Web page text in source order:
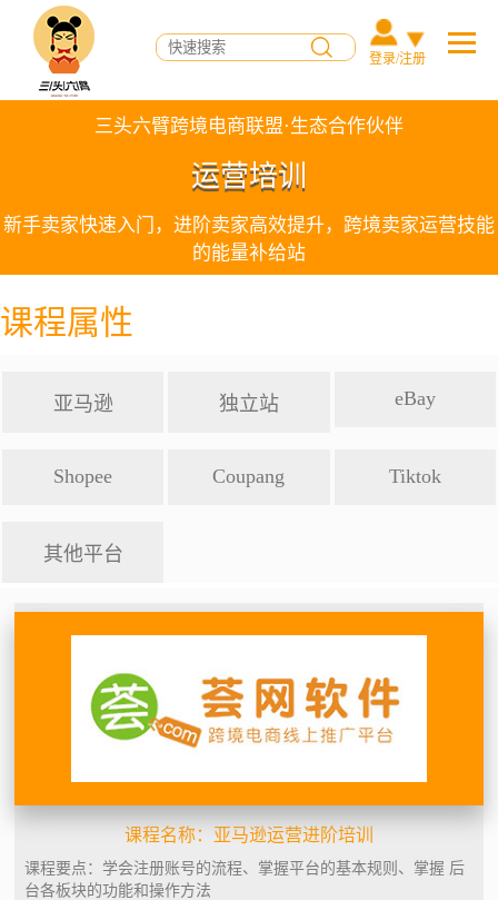
登录/注册
三头六臂跨境电商联盟·生态合作伙伴
运营培训
新手卖家快速入门，进阶卖家高效提升，跨境卖家运营技能
的能量补给站
课程属性
亚马逊 独立站 eBay
Shopee Coupang Tiktok
其他平台
课程名称：亚马逊运营进阶培训
课程要点：学会注册账号的流程、掌握平台的基本规则、掌握 后
台各板块的功能和操作方法